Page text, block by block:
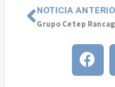
NOTICIA